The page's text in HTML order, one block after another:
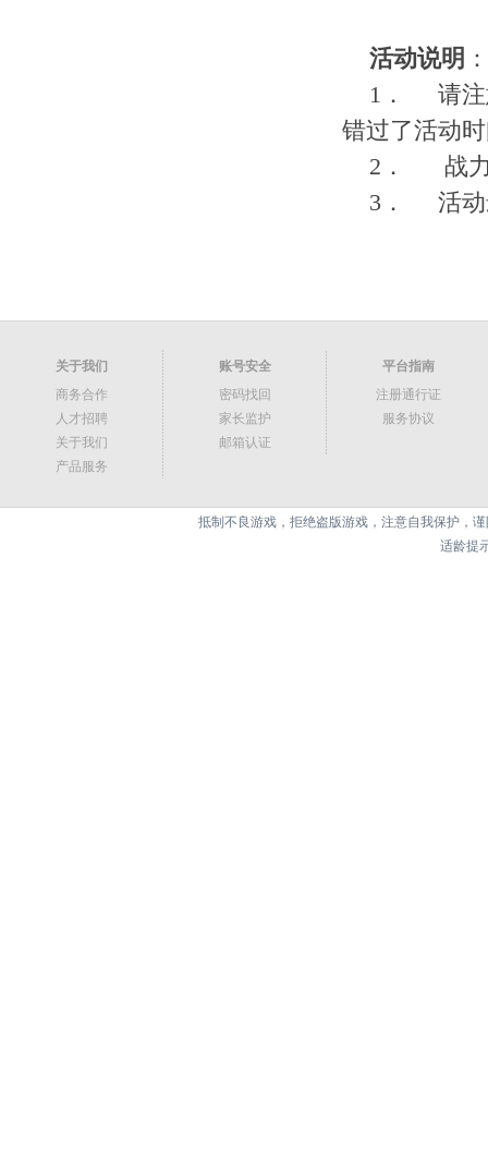
活动说明 ：
1． 请注
错过了活动
2． 战力
3． 活动
关于我们
商务合作
人才招聘
关于我们
产品服务
账号安全
密码找回
家长监护
邮箱认证
平台指南
注册通行证
服务协议
抵制不良游戏，拒绝盗版游戏，注意自我保护，
适龄提